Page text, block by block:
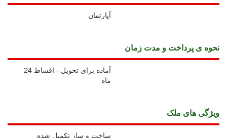
آپارتمان
نحوه ی پرداخت و مدت زمان
آماده برای تحویل - اقساط 24
ماه
ويژگی های ملک
ساخت و ساز تکمیل شده